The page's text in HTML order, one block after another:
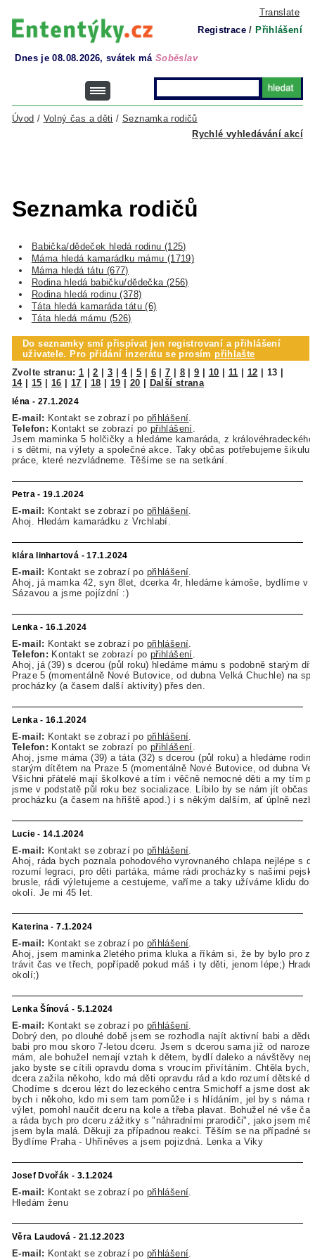
Translate
Registrace / Přihlášení
Dnes je 08.08.2026, svátek má Soběslav
Rychlé vyhledávání akcí
Úvod / Volný čas a děti /Seznamka rodičů
Seznamka rodičů
Babička/dědeček hledá rodinu (125)
Máma hledá kamarádku mámu (1719)
Máma hledá tátu (677)
Rodina hledá babičku/dědečka (256)
Rodina hledá rodinu (378)
Táta hledá kamaráda tátu (6)
Táta hledá mámu (526)
Do seznamky smí přispívat jen registrovaní a přihlášení
uživatele. Pro přidání inzerátu se prosímpřihlašte
Zvolte stranu: 1 |2 3 |4| 5 6|7 8|9 10 11 12 13
14| 15 16 17 18 19 20 Další strana
léna - 27.1.2024
E-mail: Kontakt se zobrazí po přihlášení
Telefon: Kontakt se zobrazí po přihlášení
Jsem maminka 5 holčičky a hledáme kamaráda, z
i s dětmi, na výlety a společné akce. Taky občas potřebujeme šikulu
práce, které nezvládneme. Těšíme se na setkání.
Petra - 19.1.2024
E-mail: Kontakt se zobrazí po přihlášení
Ahoj. Hledám kamarádku z Vrchlabí.
klára linhartová - 17.1.2024
E-mail: Kontakt se zobrazí po přihlášení
Ahoj, já mamka 42, syn 8let, dcerka 4r, hledáme kámoše, bydlíme v
Sázavou a jsme pojízdní :)
Lenka - 16.1.2024
E-mail: Kontakt se zobrazí po přihlášení
Telefon: Kontakt se zobrazí po přihlášení
Ahoj, já (39) s dcerou (půl roku) hledáme mámu s podobně starým
Praze 5 (momentálně Nové Butovice, od dubna Velká Chuchle) na
procházky (a časem další aktivity) přes den.
Lenka - 16.1.2024
E-mail: Kontakt se zobrazí po přihlášení
Telefon: Kontakt se zobrazí po přihlášení
Ahoj, jsme máma (39) a táta (32) s dcerou (půl roku) a hledáme
starým dítětem na Praze 5 (momentálně Nové Butovice, od dubna
Všichni přátelé mají školkové a tím i věčně nemocné děti a my tím
jsme v podstatě půl roku bez socializace. Líbilo by se nám jít občas
procházku (a časem na hřiště apod.) i s někým dalším, ať úplně
Lucie - 14.1.2024
E-mail: Kontakt se zobrazí po přihlášení
Ahoj, ráda bych poznala pohodového vyrovnaného chlapa nejlépe s
rozumí legraci, pro děti partáka, máme rádi procházky s našimi
brusle, rádi výletujeme a cestujeme, vaříme a taky užíváme klidu
okolí. Je mi 45 let.
Katerina - 7.1.2024
E-mail: Kontakt se zobrazí po přihlášení
Ahoj, jsem maminka 2letého prima kluka a říkám si, že by bylo pro
trávit čas ve třech, popřípadě pokud máš i ty děti, jenom lépe;)
okolí;)
Lenka Šínová - 5.1.2024
E-mail: Kontakt se zobrazí po přihlášení
Dobrý den, po dlouhé době jsem se rozhodla najít aktivní babi a
babi pro mou skoro 7-letou dceru. Jsem s dcerou sama již od
mám, ale bohužel nemají vztah k dětem, bydlí daleko a návštěvy
jako byste se cítili opravdu doma s vroucím přivítáním. Chtěla bych,
dcera zažila někoho, kdo má děti opravdu rád a kdo rozumí dětské
Chodíme s dcerou lézt do lezeckého centra Smichoff a jsme dost
bych i někoho, kdo mi sem tam pomůže i s hlídáním, jel by s náma
výlet, pomohl naučit dceru na kole a třeba plavat. Bohužel né vše
a ráda bych pro dceru zážitky s "náhradními prarodiči", jako jsem
jsem byla malá. Děkuji za případnou reakci. Těším se na případné
Bydlíme Praha - Uhříněves a jsem pojizdná. Lenka a Viky
Josef Dvořák - 3.1.2024
E-mail: Kontakt se zobrazí po přihlášení
Hledám ženu
Věra Laudová - 21.12.2023
E-mail: Kontakt se zobrazí po přihlášení